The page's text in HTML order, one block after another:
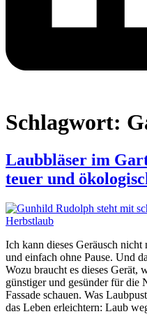
Schlagwort:
Laubbläser im
teuer und
Ich kann dieses Geräusch
und einfach ohne Pause. Und
Wozu braucht es dieses Gerät,
günstiger und gesünder für die
Fassade schauen. Was
das Leben erleichtern: Laub